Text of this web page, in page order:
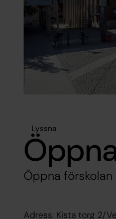
Lyssna
Öppna
Adress: Kista torg 2/